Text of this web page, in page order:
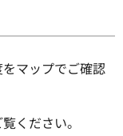
マップでご確認
ください。